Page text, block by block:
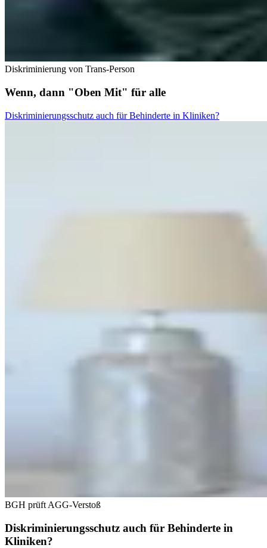
Diskriminierung von Trans-Person
Wenn, dann "Oben Mit" für alle
Diskriminierungsschutz auch für Behinderte in Kliniken?
BGH prüft AGG-Verstoß
Diskriminierungsschutz auch für Behinderte in
Kliniken?